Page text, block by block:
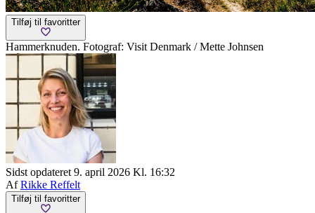
Tilføj til favoritter
Hammerknuden. Fotograf: Visit Denmark / Mette Johnsen
Sidst opdateret 9. april 2026 Kl. 16:32
AfRikke Reffelt
Tilføj til favoritter